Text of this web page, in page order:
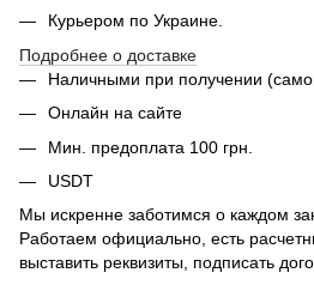
Курьером по Украине.
Подробнее о доставке
Наличными при получении
Онлайн на сайте
Мин. предоплата 100 грн.
USDT
Мы искренне заботимся о каждом
Работаем официально, есть
выставить реквизиты, подписать